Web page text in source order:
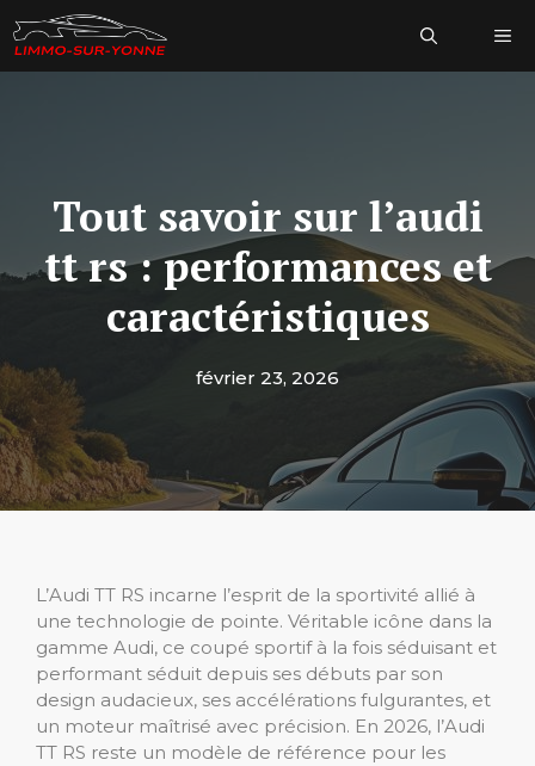
au
Tout savoir sur l’audi
tt rs : performances et
caractéristiques
février 23, 2026
L’Audi TT RS incarne l’esprit de la sportivité allié à
une technologie de pointe. Véritable icône dans la
gamme Audi, ce coupé sportif à la fois séduisant et
performant séduit depuis ses débuts par son
design audacieux, ses accélérations fulgurantes, et
un moteur maîtrisé avec précision. En 2026, l’Audi
TT RS reste un modèle de référence pour les